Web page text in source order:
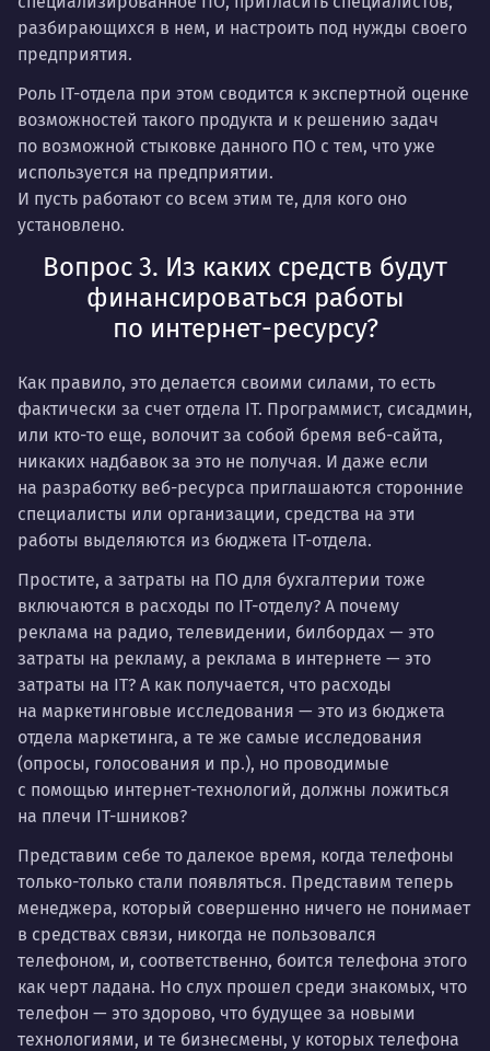
разбирающихся в нем, и настроить под нужды своего
предприятия.
Роль IT-отдела при этом сводится к экспертной оценке
возможностей такого продукта и к решению задач
по возможной стыковке данного ПО с тем, что уже
используется на предприятии.
И пусть работают со всем этим те, для кого оно
установлено.
Вопрос 3. Из каких средств будут
финансироваться работы
по интернет-ресурсу?
Как правило, это делается своими силами, то есть
фактически за счет отдела IT. Программист, сисадмин,
или кто-то еще, волочит за собой бремя веб-сайта,
никаких надбавок за это не получая. И даже если
на разработку веб-ресурса приглашаются сторонние
специалисты или организации, средства на эти
работы выделяются из бюджета IT-отдела.
Простите, а затраты на ПО для бухгалтерии тоже
включаются в расходы по IT-отделу? А почему
реклама на радио, телевидении, билбордах — это
затраты на рекламу, а реклама в интернете — это
затраты на IT? А как получается, что расходы
на маркетинговые исследования — это из бюджета
отдела маркетинга, а те же самые исследования
(опросы, голосования и пр.), но проводимые
с помощью интернет-технологий, должны ложиться
на плечи IT-шников?
Представим себе то далекое время, когда телефоны
только-только стали появляться. Представим теперь
менеджера, который совершенно ничего не понимает
в средствах связи, никогда не пользовался
телефоном, и, соответственно, боится телефона этого
как черт ладана. Но слух прошел среди знакомых, что
телефон — это здорово, что будущее за новыми
технологиями, и те бизнесмены, у которых телефона